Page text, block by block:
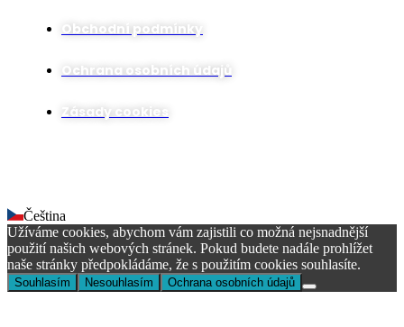
Obchodní podmínky
Ochrana osobních údajů
Zásady cookies
Čeština
Užíváme cookies, abychom vám zajistili co možná nejsnadnější
použití našich webových stránek. Pokud budete nadále prohlížet
naše stránky předpokládáme, že s použitím cookies souhlasíte.
Souhlasím Nesouhlasím Ochrana osobních údajů